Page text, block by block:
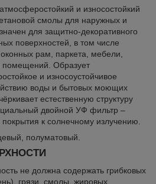
и износостойкий
смолы для наружных и
для защитно-декоративного
поверхностей, в том числе
рам, паркета, мебели,
помещений. Образует
и износоустойчивое
воды и бытовых моющих
естественную структуру
двойной УФ фильтр –
покрытия к солнечному излучению.
полуматовый.
не должна содержать грибковых
грязи, смолы, жировых